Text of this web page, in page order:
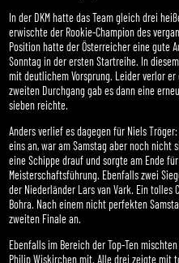
In der DKM hatte das Team gleich drei
erwischte der Rookie-Champion des
Position hatte der Österreicher eine gute
Sonntag in der ersten Startreihe. In
mit deutlichem Vorsprung. Leider verlor
zweiten Durchgang gab es dann eine
sieben reichte.
Anders verlief es dagegen für Niels
eins an, war am Samstag aber noch nicht
eine Schippe drauf und sorgte am Ende
Meisterschaftsführung. Ebenfalls zwei
der Niederländer Lars van Vark. Ein tolles
Bohra. Nach einem nicht perfekten
zweiten Finale an.
Ebenfalls im Bereich der Top-Ten
Philip Wiskirchen mit. Alle drei zeigte mit